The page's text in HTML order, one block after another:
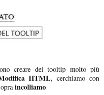
creare dei tooltip molto più
HTML, cerchiamo con
incolliamo